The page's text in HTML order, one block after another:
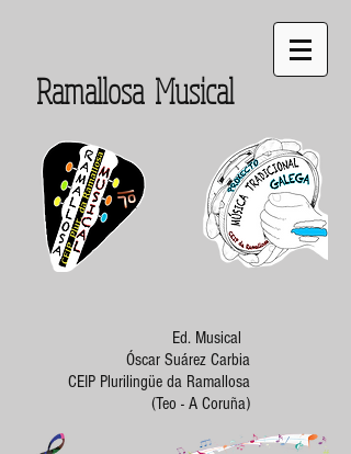
Ramallosa Musical
Ed. Musical
Óscar Suárez Carbia
CEIP Plurilingüe da Ramallosa
(Teo - A Coruña)